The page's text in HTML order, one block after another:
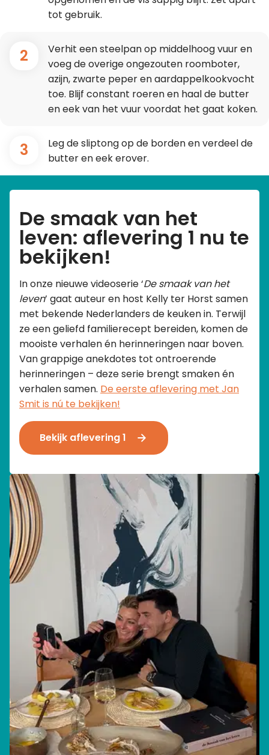
tot gebruik.
2
Verhit een steelpan op middelhoog vuur en
voeg de overige ongezouten roomboter,
azijn, zwarte peper en aardappelkookvocht
toe. Blijf constant roeren en haal de butter
en eek van het vuur voordat het gaat koken.
3
Leg de sliptong op de borden en verdeel de
butter en eek erover.
De smaak van het
leven: aflevering 1 nu te
bekijken!
In onze nieuwe videoserie ‘De smaak van het
leven’ gaat auteur en host Kelly ter Horst samen
met bekende Nederlanders de keuken in. Terwijl
ze een geliefd familierecept bereiden, komen de
mooiste verhalen én herinneringen naar boven.
Van grappige anekdotes tot ontroerende
herinneringen – deze serie brengt smaken én
verhalen samen. De eerste aflevering met Jan
Smit is nú te bekijken!
Bekijk aflevering 1